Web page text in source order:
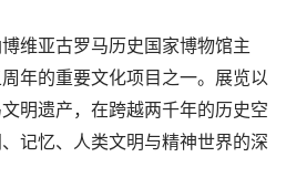
维亚古罗马历史国家博物馆主
年的重要文化项目之一。展览以
明遗产，在跨越两千年的历史空
记忆、人类文明与精神世界的深